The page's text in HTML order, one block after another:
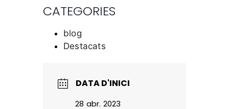
CATEGORIES
blog
Destacats
DATA D'INICI
28 abr. 2023